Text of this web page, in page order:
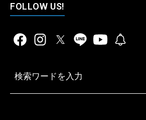
FOLLOW US!